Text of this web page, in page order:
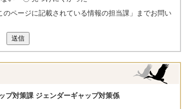
ページに記載されている情報の担当課」までお問い
送信
プ対策課 ジェンダーギャップ対策係